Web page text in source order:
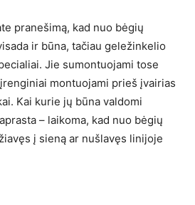
pranešimą, kad nuo bėgių
ir būna, tačiau geležinkelio
Jie sumontuojami tose
montuojami prieš įvairias
Kai kurie jų būna valdomi
– laikoma, kad nuo bėgių
į sieną ar nušlavęs linijoje